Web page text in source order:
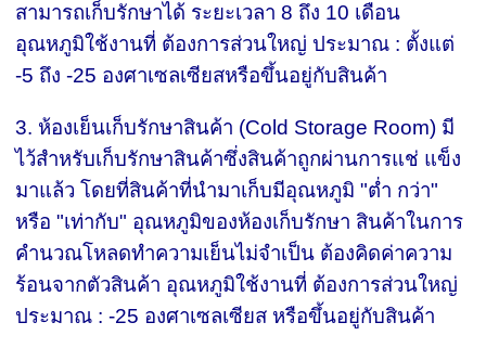
สามารถเก็บรักษาได้ ระยะเวลา 8 ถึง 10 เดือน
อุณหภูมิใช้งานที่ ต้องการส่วนใหญ่ ประมาณ : ตั้งแต่
-5 ถึง -25 องศาเซลเซียสหรือขึ้นอยู่กับสินค้า
3. ห้องเย็นเก็บรักษาสินค้า (Cold Storage Room) มี
ไว้สำหรับเก็บรักษาสินค้าซึ่งสินค้าถูกผ่านการแช่ แข็ง
มาแล้ว โดยที่สินค้าที่นำมาเก็บมีอุณหภูมิ "ต่ำ กว่า"
หรือ "เท่ากับ" อุณหภูมิของห้องเก็บรักษา สินค้าในการ
คำนวณโหลดทำความเย็นไม่จำเป็น ต้องคิดค่าความ
ร้อนจากตัวสินค้า อุณหภูมิใช้งานที่ ต้องการส่วนใหญ่
ประมาณ : -25 องศาเซลเซียส หรือขึ้นอยู่กับสินค้า